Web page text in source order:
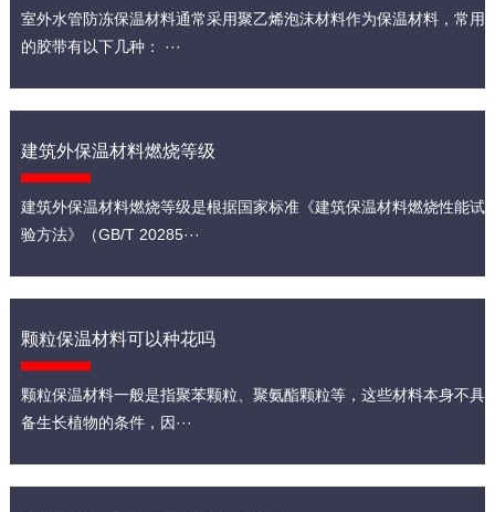
室外水管防冻保温材料通常采用聚乙烯泡沫材料作为保温材料，常用
的胶带有以下几种： ···
建筑外保温材料燃烧等级
建筑外保温材料燃烧等级是根据国家标准《建筑保温材料燃烧性能试
验方法》（GB/T 20285···
颗粒保温材料可以种花吗
颗粒保温材料一般是指聚苯颗粒、聚氨酯颗粒等，这些材料本身不具
备生长植物的条件，因···